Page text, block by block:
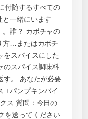
付随するすべての
と一緒にいます
。誰？ カボチャの
方…またはカボチ
をスパイスにした
のスパイス調味料
す。 あなたが必要
+パンプキンパイ
ス 質問：今日の
を送ってください